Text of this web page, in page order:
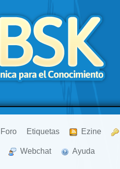
Foro Etiquetas Ezine
Webchat Ayuda